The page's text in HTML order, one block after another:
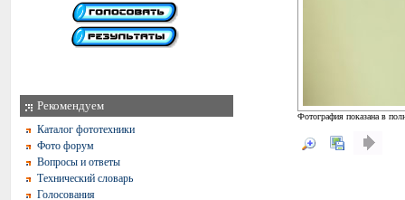
Рекомендуем
Каталог фототехники
Фото форум
Вопросы и ответы
Технический словарь
Голосования
Фотография показана в